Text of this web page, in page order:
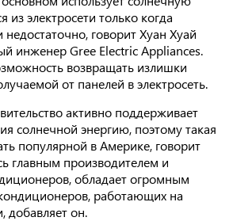
из электросети только когда
недостаточно, говорит Хуан Хуай
инженер Gree Electric Appliances.
возвращать излишки
от панелей в электросеть.
активно поддерживает
солнечной энергию, поэтому такая
популярной в Америке, говорит
главным производителем и
обладает огромным
работающих на
добавляет он.